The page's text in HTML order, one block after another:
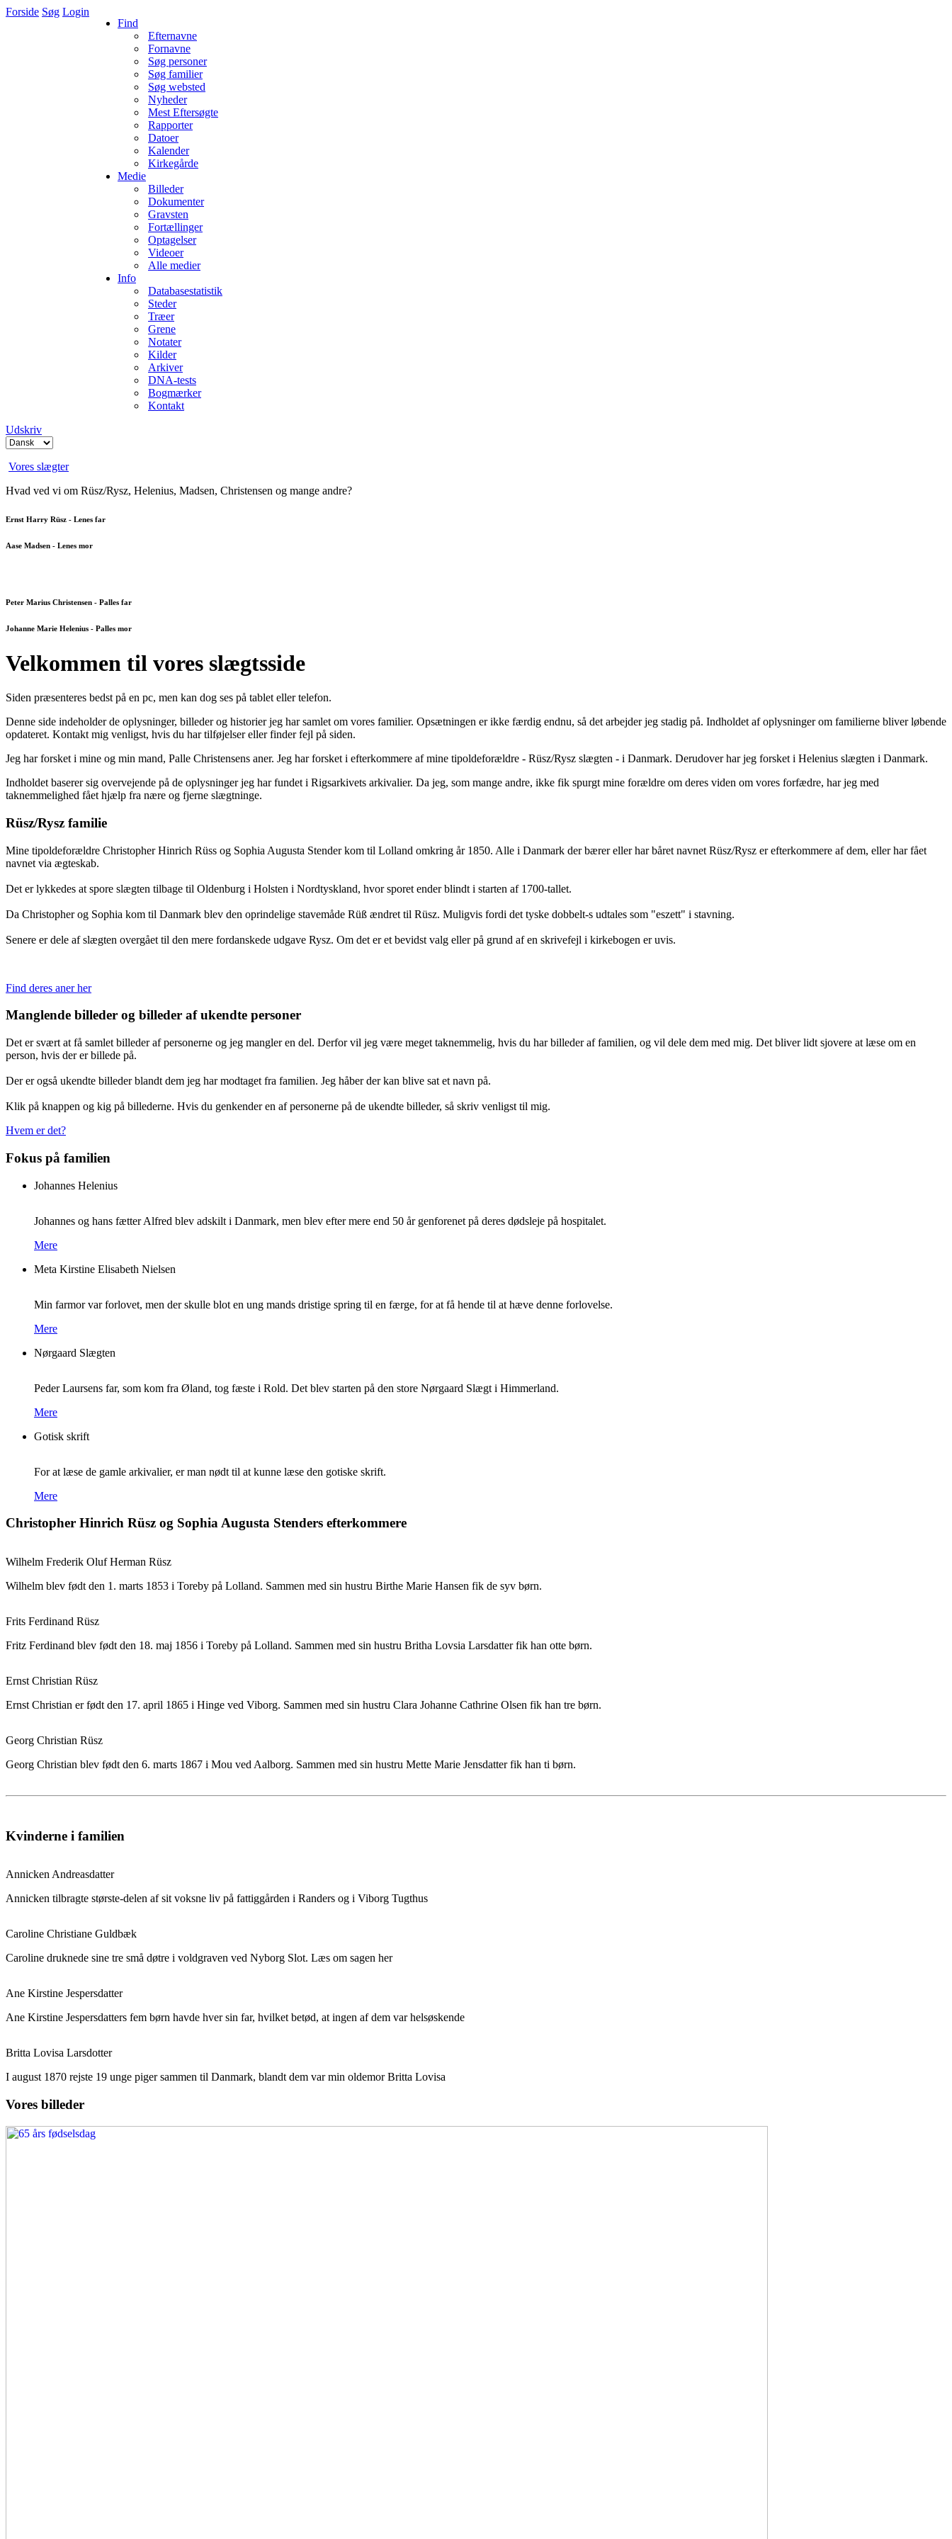
Forside Søg Login
Find
Efternavne
Fornavne
Søg personer
Søg familier
Søg websted
Nyheder
Mest Eftersøgte
Rapporter
Datoer
Kalender
Kirkegårde
Medie
Billeder
Dokumenter
Gravsten
Fortællinger
Optagelser
Videoer
Alle medier
Info
Databasestatistik
Steder
Træer
Grene
Notater
Kilder
Arkiver
DNA-tests
Bogmærker
Kontakt
Udskriv
Vores slægter
Hvad ved vi om Rüsz/Rysz, Helenius, Madsen, Christensen og mange andre?
Ernst Harry Rüsz - Lenes far
Aase Madsen - Lenes mor
Peter Marius Christensen - Palles far
Johanne Marie Helenius - Palles mor
Velkommen til vores slægtsside
Siden præsenteres bedst på en pc, men kan dog ses på tablet eller telefon.
Denne side indeholder de oplysninger, billeder og historier jeg har samlet om vores familier. Opsætningen er ikke færdig endnu, så det arbejder jeg stadig på. Indholdet af oplysninger om familierne bliver løbende
opdateret. Kontakt mig venligst, hvis du har tilføjelser eller finder fejl på siden.
Jeg har forsket i mine og min mand, Palle Christensens aner. Jeg har forsket i efterkommere af mine tipoldeforældre - Rüsz/Rysz slægten - i Danmark. Derudover har jeg forsket i Helenius slægten i Danmark.
Indholdet baserer sig overvejende på de oplysninger jeg har fundet i Rigsarkivets arkivalier. Da jeg, som mange andre, ikke fik spurgt mine forældre om deres viden om vores forfædre, har jeg med
taknemmelighed fået hjælp fra nære og fjerne slægtninge.
Rüsz/Rysz familie
Mine tipoldeforældre Christopher Hinrich Rüss og Sophia Augusta Stender kom til Lolland omkring år 1850. Alle i Danmark der bærer eller har båret navnet Rüsz/Rysz er efterkommere af dem, eller har fået
navnet via ægteskab.
Det er lykkedes at spore slægten tilbage til Oldenburg i Holsten i Nordtyskland, hvor sporet ender blindt i starten af 1700-tallet.
Da Christopher og Sophia kom til Danmark blev den oprindelige stavemåde Rüß ændret til Rüsz. Muligvis fordi det tyske dobbelt-s udtales som "eszett" i stavning.
Senere er dele af slægten overgået til den mere fordanskede udgave Rysz. Om det er et bevidst valg eller på grund af en skrivefejl i kirkebogen er uvis.
Find deres aner her
Manglende billeder og billeder af ukendte personer
Det er svært at få samlet billeder af personerne og jeg mangler en del. Derfor vil jeg være meget taknemmelig, hvis du har billeder af familien, og vil dele dem med mig. Det bliver lidt sjovere at læse om en
person, hvis der er billede på.
Der er også ukendte billeder blandt dem jeg har modtaget fra familien. Jeg håber der kan blive sat et navn på.
Klik på knappen og kig på billederne. Hvis du genkender en af personerne på de ukendte billeder, så skriv venligst til mig.
Hvem er det?
Fokus på familien
Johannes Helenius
Johannes og hans fætter Alfred blev adskilt i Danmark, men blev efter mere end 50 år genforenet på deres dødsleje på hospitalet.
Mere
Meta Kirstine Elisabeth Nielsen
Min farmor var forlovet, men der skulle blot en ung mands dristige spring til en færge, for at få hende til at hæve denne forlovelse.
Mere
Nørgaard Slægten
Peder Laursens far, som kom fra Øland, tog fæste i Rold. Det blev starten på den store Nørgaard Slægt i Himmerland.
Mere
Gotisk skrift
For at læse de gamle arkivalier, er man nødt til at kunne læse den gotiske skrift.
Mere
Christopher Hinrich Rüsz og Sophia Augusta Stenders efterkommere
Wilhelm Frederik Oluf Herman Rüsz
Wilhelm blev født den 1. marts 1853 i Toreby på Lolland. Sammen med sin hustru Birthe Marie Hansen fik de syv børn.
Frits Ferdinand Rüsz
Fritz Ferdinand blev født den 18. maj 1856 i Toreby på Lolland. Sammen med sin hustru Britha Lovsia Larsdatter fik han otte børn.
Ernst Christian Rüsz
Ernst Christian er født den 17. april 1865 i Hinge ved Viborg. Sammen med sin hustru Clara Johanne Cathrine Olsen fik han tre børn.
Georg Christian Rüsz
Georg Christian blev født den 6. marts 1867 i Mou ved Aalborg. Sammen med sin hustru Mette Marie Jensdatter fik han ti børn.
Kvinderne i familien
Annicken Andreasdatter
Annicken tilbragte største-delen af sit voksne liv på fattiggården i Randers og i Viborg Tugthus
Caroline Christiane Guldbæk
Caroline druknede sine tre små døtre i voldgraven ved Nyborg Slot. Læs om sagen her
Ane Kirstine Jespersdatter
Ane Kirstine Jespersdatters fem børn havde hver sin far, hvilket betød, at ingen af dem var helsøskende
Britta Lovisa Larsdotter
I august 1870 rejste 19 unge piger sammen til Danmark, blandt dem var min oldemor Britta Lovisa
Vores billeder